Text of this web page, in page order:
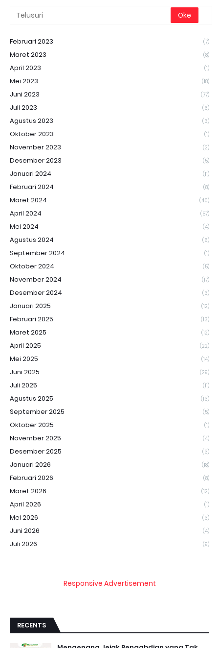
Februari 2023 (7)
Maret 2023 (8)
April 2023 (1)
Mei 2023 (18)
Juni 2023 (77)
Juli 2023 (6)
Agustus 2023 (3)
Oktober 2023 (1)
November 2023 (2)
Desember 2023 (5)
Januari 2024 (11)
Februari 2024 (8)
Maret 2024 (40)
April 2024 (57)
Mei 2024 (4)
Agustus 2024 (6)
September 2024 (1)
Oktober 2024 (5)
November 2024 (17)
Desember 2024 (3)
Januari 2025 (12)
Februari 2025 (13)
Maret 2025 (12)
April 2025 (22)
Mei 2025 (14)
Juni 2025 (29)
Juli 2025 (11)
Agustus 2025 (13)
September 2025 (5)
Oktober 2025 (1)
November 2025 (4)
Desember 2025 (3)
Januari 2026 (18)
Februari 2026 (8)
Maret 2026 (12)
April 2026 (1)
Mei 2026 (3)
Juni 2026 (4)
Juli 2026 (9)
Responsive Advertisement
RECENTS